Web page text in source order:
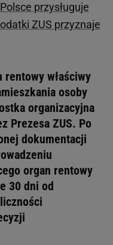
przysługuje
ZUS przyznaje
właściwy
osoby
organizacyjna
Prezesa ZUS. Po
dokumentacji
organ rentowy
30 dni od